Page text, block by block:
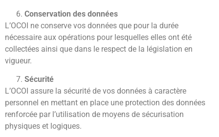
Conservation des données
L’OCOI ne conserve vos données que pour la durée
nécessaire aux opérations pour lesquelles elles ont été
collectées ainsi que dans le respect de la législation en
vigueur.
Sécurité
L’OCOI assure la sécurité de vos données à caractère
personnel en mettant en place une protection des données
renforcée par l’utilisation de moyens de sécurisation
physiques et logiques.